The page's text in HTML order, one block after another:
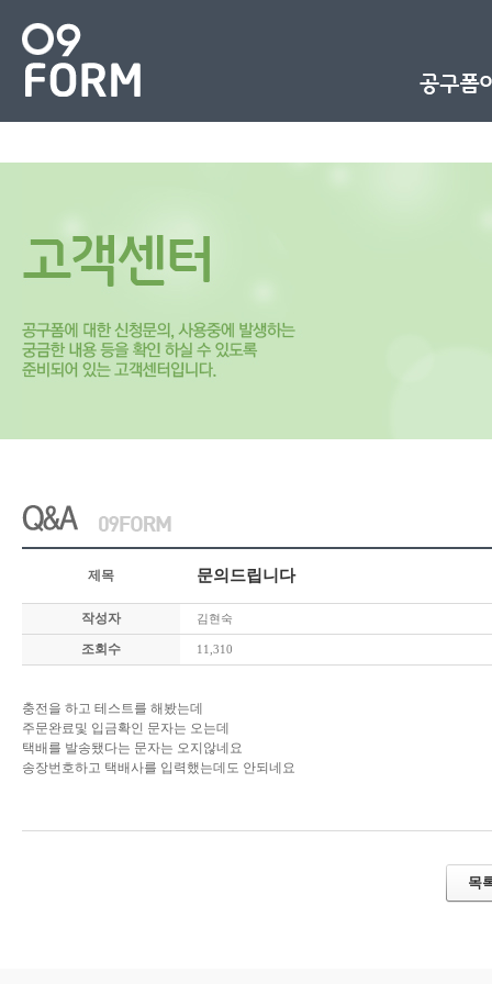
제목 문의드립니다
작성자 김현숙
조회수 11,310
충전을 하고 테스트를 해봤는데
주문완료및 입금확인 문자는 오는데
택배를 발송됐다는 문자는 오지않네요
송장번호하고 택배사를 입력했는데도 안되네요
목